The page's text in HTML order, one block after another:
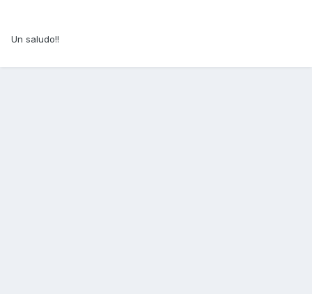
Un saludo!!